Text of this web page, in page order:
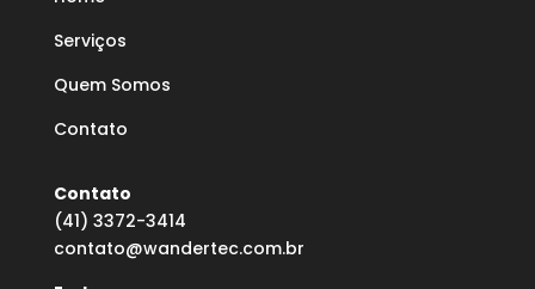
Serviços
Quem Somos
Contato
Contato
(41) 3372-3414
contato@wandertec.com.br